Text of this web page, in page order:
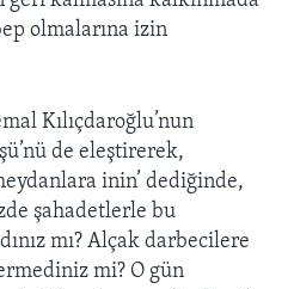
olmalarına izin
Kılıçdaroğlu’nun
de eleştirerek,
inin’ dediğinde,
şahadetlerle bu
mı? Alçak darbecilere
mi? O gün